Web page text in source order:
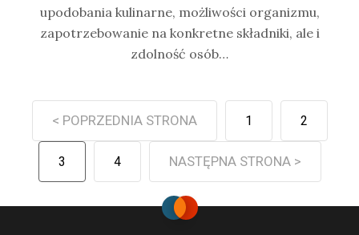
upodobania kulinarne, możliwości organizmu,
zapotrzebowanie na konkretne składniki, ale i
zdolność osób…
< POPRZEDNIA STRONA 1 2
3 4 NASTĘPNA STRONA >